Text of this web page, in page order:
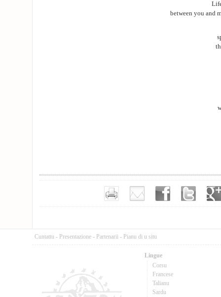
between you and
Cuntattu - Presentazione - Partenarii - Pianu di u situ
Lingue
Corsu
Francese
Talianu
Sardu